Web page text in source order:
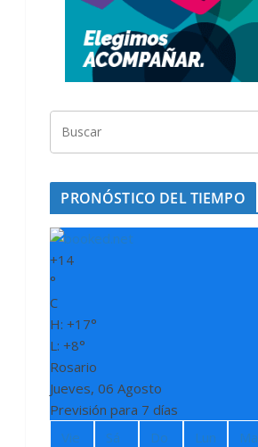
PRONÓSTICO DEL TIEMPO
+14
°
C
H:+17°
L:+8°
Rosario
Jueves, 06 Agosto
Previsión para 7 días
Vie
Sá
Do
Lun
Ma